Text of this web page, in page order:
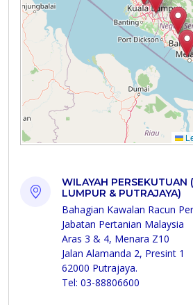
WILAYAH PERSEKUTUAN
LUMPUR & PUTRAJAYA)
Bahagian Kawalan Racun
Jabatan Pertanian Malaysia
Aras 3 & 4, Menara Z10
Jalan Alamanda 2, Presint 1
62000 Putrajaya.
Tel: 03-88806600